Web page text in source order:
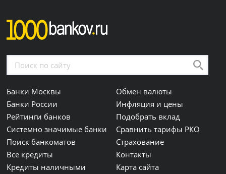
Банки Москвы
Банки России
Рейтинги банков
Системно значимые банки
Поиск банкоматов
Все кредиты
Кредиты наличными
Обмен валюты
Инфляция и цены
Подобрать вклад
Сравнить тарифы РКО
Страхование
Контакты
Карта сайта